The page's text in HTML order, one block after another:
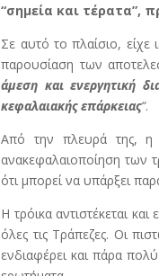
“σημεία και τέρατα”,
Σε αυτό το πλαίσιο,
παρουσίαση των
άμεση και ενεργητική
κεφαλαιακής επάρκειας“.
Από την πλευρά της, η
ανακεφαλαιοποίηση των
ότι μπορεί να υπάρξει
Η τρόικα αντιστέκεται
όλες τις Τράπεζες. Οι
ενδιαφέρει και πάρα